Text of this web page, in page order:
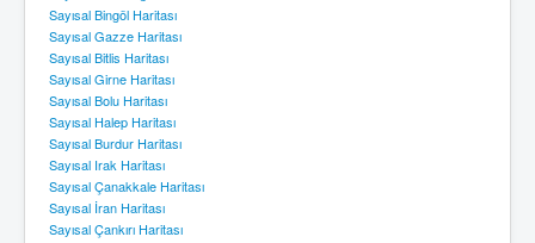
Sayısal Bingöl Haritası
Sayısal Gazze Haritası
Sayısal Bitlis Haritası
Sayısal Girne Haritası
Sayısal Bolu Haritası
Sayısal Halep Haritası
Sayısal Burdur Haritası
Sayısal Irak Haritası
Sayısal Çanakkale Haritası
Sayısal İran Haritası
Sayısal Çankırı Haritası